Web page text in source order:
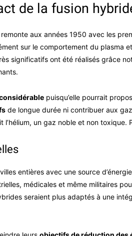
de la fusion
remonte aux années 1950 avec les
sur le comportement du plasma
significatifs ont été réalisés grâce
puisqu’elle pourrait
de longue durée ni contribuer aux
l’hélium, un gaz noble et non toxique.
entières avec une source
médicales et même militaires
seraient plus adaptés à une